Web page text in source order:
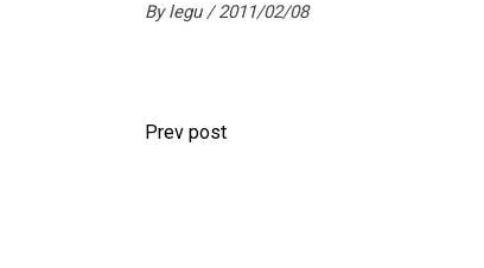
Bylegu 2011/02/08
Prev post